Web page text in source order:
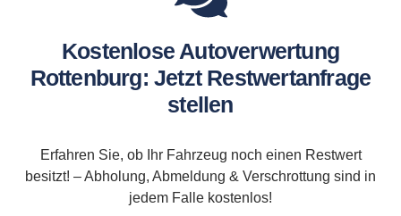
Kostenlose Autoverwertung
Rottenburg: Jetzt Restwertanfrage
stellen
Erfahren Sie, ob Ihr Fahrzeug noch einen Restwert
besitzt! – Abholung, Abmeldung & Verschrottung sind in
jedem Falle kostenlos!